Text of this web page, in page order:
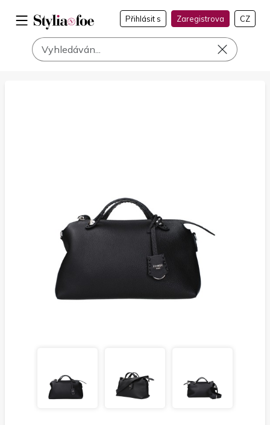
Přihlásit s Zaregistrova CZ